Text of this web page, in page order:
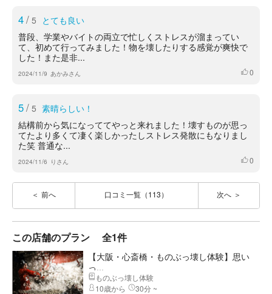
4/ 5 とても良い
普段、学業やバイトの両立で忙しくストレスが溜まってい
て、初めて行ってみました！物を壊したりする感覚が爽快で
した！また是非...
2024/11/9 あかみさん いいね
0
5/ 5 素晴らしい！
結構前から気になっててやっと来れました！壊すものが思っ
てたより多くて凄く楽しかったしストレス発散にもなりまし
た笑 普通な...
2024/11/6 りさん いいね
0
前へ 口コミ一覧（113） 次へ
この店舗のプラン 全1件
【大阪・心斎橋・ものぶっ壊し体験】思い
っ...
ものぶっ壊し体験
10歳から
30分 ~